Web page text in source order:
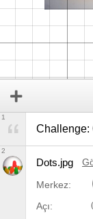
Challenge:
1
Dots.jpg
Merkez:
Açı:
2